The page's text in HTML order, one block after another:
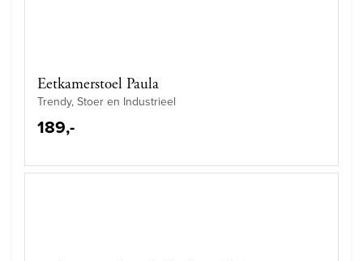
Eetkamerstoel Paula
Trendy, Stoer en Industrieel
189,-